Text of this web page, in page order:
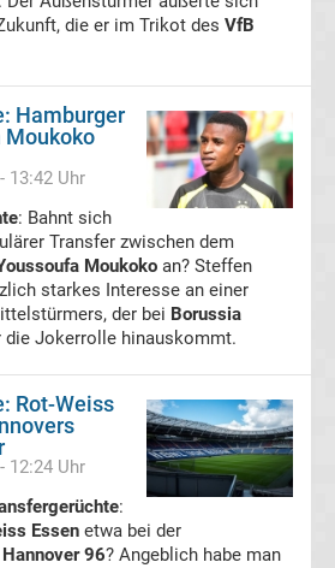
die er im Trikot des VfB
Hamburger
Moukoko
13:42 Uhr
: Bahnt sich
Transfer zwischen dem
Moukoko an? Steffen
starkes Interesse an einer
der bei Borussia
die Jokerrolle hinauskommt.
Rot-Weiss
12:24 Uhr
:
Essen etwa bei der
Hannover 96? Angeblich habe man